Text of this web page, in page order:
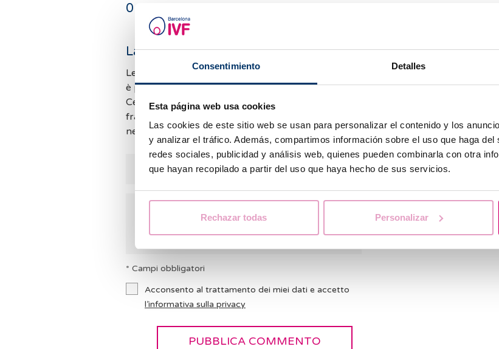
Consentimiento Detalles
Esta página web usa cookies
Las cookies de este sitio web se usan para personalizar el contenido y los
y analizar el tráfico. Además, compartimos información sobre el uso que haga
redes sociales, publicidad y análisis web, quienes pueden combinarla con otra
que hayan recopilado a partir del uso que haya hecho de sus servicios.
Rechazar todas Personalizar
0
Lascia un commento
Le richieste di informazioni sono numerose e non ci
è possibile rispondere a tutti i commenti.
Cercheremo di rispondere il prima possibile. Nel
frattempo vi invitiamo a consultare le nostre
nel caso in cui possiamo aiutarvi.
* Campi obbligatori
Acconsento al trattamento dei miei dati e accetto
l’informativa sulla privacy